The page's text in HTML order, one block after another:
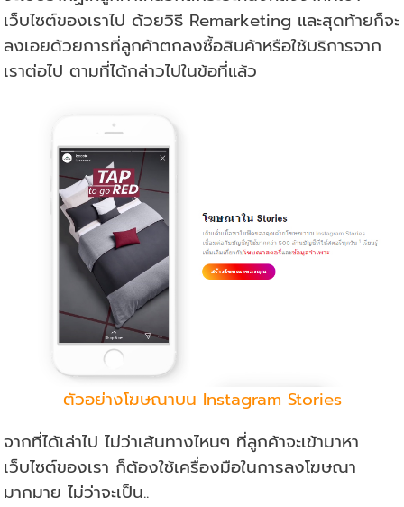
เว็บไซต์ของเราไป ด้วยวิธี Remarketing และสุดท้ายก็จะ
ลงเอยด้วยการที่ลูกค้าตกลงซื้อสินค้าหรือใช้บริการจาก
เราต่อไป ตามที่ได้กล่าวไปในข้อที่แล้ว
ตัวอย่างโฆษณาบน Instagram Stories
จากที่ได้เล่าไป ไม่ว่าเส้นทางไหนๆ ที่ลูกค้าจะเข้ามาหา
เว็บไซต์ของเรา ก็ต้องใช้เครื่องมือในการลงโฆษณา
มากมาย ไม่ว่าจะเป็น..